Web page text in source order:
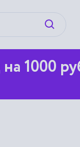
Искать
1000